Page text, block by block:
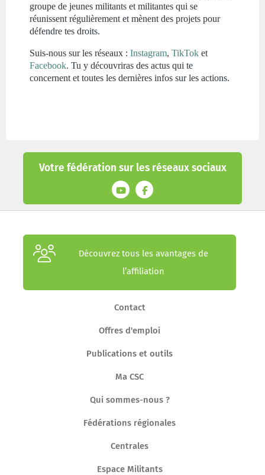
Votre fédération sur les réseaux sociaux
groupe de jeunes militants et militantes qui se
réunissent régulièrement et mènent des projets pour
défendre tes droits.
Suis-nous sur les réseaux : Instagram, TikTok et
Facebook. Tu y découvriras des actus qui te
concernent et toutes les dernières infos sur les actions.
Découvrez tous les avantages de
l’affiliation
Contact
Offres d'emploi
Publications et outils
Ma CSC
Qui sommes-nous ?
Fédérations régionales
Centrales
Espace Militants